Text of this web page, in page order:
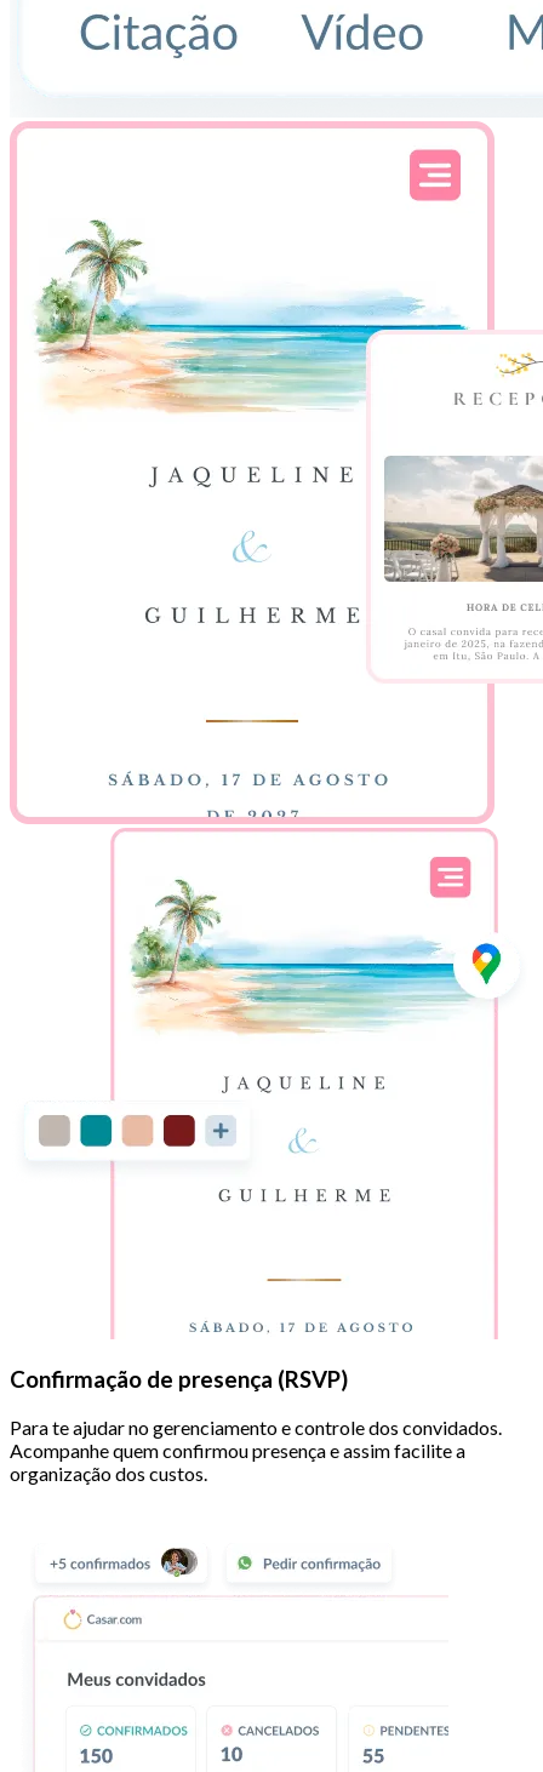
Confirmação de presença (RSVP)
Para te ajudar no gerenciamento e controle dos convidados.
Acompanhe quem confirmou presença e assim facilite a
organização dos custos.